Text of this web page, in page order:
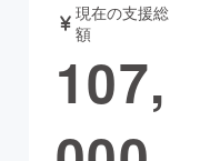
書籍・雑誌
チャレンジ
現在の支援総
額
107,